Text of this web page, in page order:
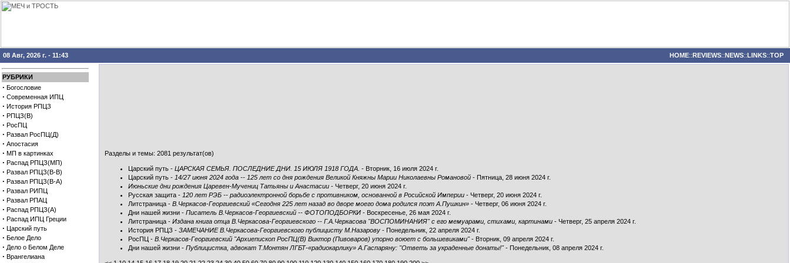
08 Авг, 2026 г. - 11:43 HOME::REVIEWS::NEWS::LINKS::TOP
РУБРИКИ
· Богословие
· Современная ИПЦ
· История РПЦЗ
· РПЦЗ(В)
· РосПЦ
· Развал РосПЦ(Д)
· Апостасия
· МП в картинках
· Распад РПЦЗ(МП)
· Развал РПЦЗ(В-В)
· Развал РПЦЗ(В-А)
· Развал РИПЦ
· Развал РПАЦ
· Распад РПЦЗ(А)
· Распад ИПЦ Греции
· Царский путь
· Белое Дело
· Дело о Белом Деле
· Врангелиана
Разделы и темы: 2081 результат(ов)
Царский путь - ЦАРСКАЯ СЕМЬЯ. ПОСЛЕДНИЕ ДНИ. 15 ИЮЛЯ 1918 ГОДА. - Вторник, 16 июля 2024 г.
Царский путь - 14/27 июня 2024 года -- 125 лет со дня рождения Великой Княжны Марии Николаевны Романовой - Пятница, 28 июня 2024 г.
Июньские дни рождения Царевен-Мучениц Татьяны и Анастасии - Четверг, 20 июня 2024 г.
Русская защита - 120 лет РЭБ -- радиоэлектронной борьбе с противником, основанной в Росийской Империи - Четверг, 20 июня 2024 г.
Литстраница - В.Черкасов-Георгиевский «Сегодня 225 лет назад во дворе моего дома родился поэт А.Пушкин» - Четверг, 06 июня 2024 г.
Дни нашей жизни - Писатель В.Черкасов-Георгиевский -- ФОТОПОДБОРКИ - Воскресенье, 26 мая 2024 г.
Литстраница - Издана книга отца В.Черкасова-Георгиевского -- Г.А.Черкасова "ВОСПОМИНАНИЯ" с его мемуарами, стихами, картинами - Четверг, 25 апреля 2024 г.
История РПЦЗ - ЗАМЕЧАНИЕ В.Черкасова-Георгиевского публицисту М.Назарову - Понедельник, 22 апреля 2024 г.
РосПЦ - В.Черкасов-Георгиевский "Архиепископ РосПЦ(В) Виктор (Пивоваров) упорно воюет с большевиками"- Вторник, 09 апреля 2024 г.
Дни нашей жизни - Публицистка, адвокат Т.Монтян ЛГБТ-«радиокарлику» А.Гаспаряну: "Ответь за украденные донаты!"- Понедельник, 08 апреля 2024 г.